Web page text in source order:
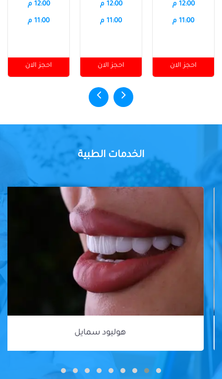
12:00 م
11:00 م
احجز الان
12:00 م
11:00 م
احجز الان
12:00 م
11:00 م
احجز الان
الخدمات الطبية
هوليود سمايل